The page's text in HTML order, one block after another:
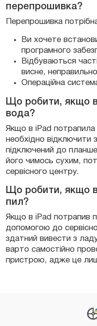
перепрошивка?
Перепрошивка
Ви хочете
програмного
Відбуваються
висне,
Операційна
Що робити, якщо
вода?
Якщо в iPad
необхідно відключити
підключений до
його чимось сухим,
сервісного центру.
Що робити, якщо
пил?
Якщо в iPad потрапив
допомогою до
здатний вивести з
варто самостійно
пристрою, адже це